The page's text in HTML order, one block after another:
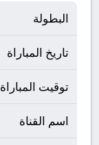
البطولة
تاريخ المباراة
توقيت المباراة
اسم القناة